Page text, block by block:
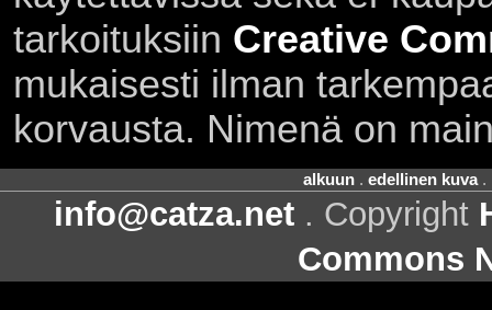
tarkoituksiin Creative
mukaisesti ilman
korvausta. Nimenä on
alkuun. edellinen kuva.
info@catza.net . Copyright
Commons